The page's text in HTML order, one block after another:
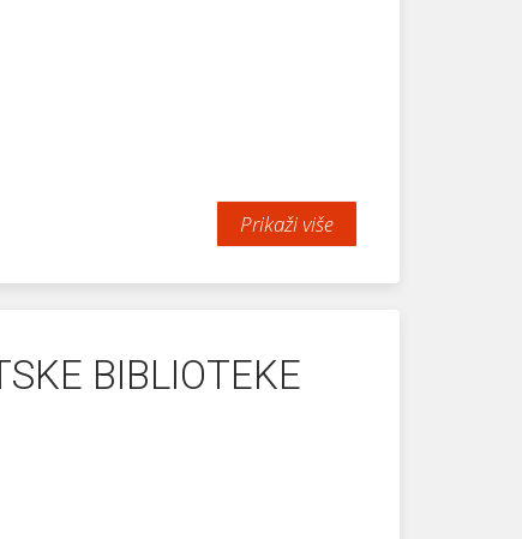
Prikaži više
BIBLIOTEKE